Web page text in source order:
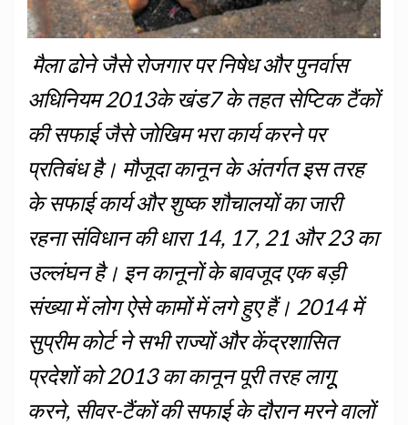
मैला ढोने जैसे रोजगार पर निषेध और पुनर्वास
अधिनियम 2013के खंड7 के तहत सेप्टिक टैंकों
की सफाई जैसे जोखिम भरा कार्य करने पर
प्रतिबंध है। मौजूदा कानून के अंतर्गत इस तरह
के सफाई कार्य और शुष्क शौचालयों का जारी
रहना संविधान की धारा 14, 17, 21 और 23 का
उल्लंघन है। इन कानूनों के बावजूद एक बड़ी
संख्या में लोग ऐसे कामों में लगे हुए हैं। 2014 में
सुप्रीम कोर्ट ने सभी राज्यों और केंद्रशासित
प्रदेशों को 2013 का कानून पूरी तरह लागूू
करने, सीवर-टैंकों की सफाई के दौरान मरने वालों